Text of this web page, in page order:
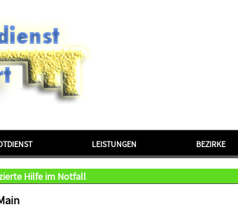
LEISTUNGEN BEZIRKE
Hilfe im Notfall